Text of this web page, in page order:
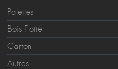
Palettes
Bois Flotté
Carton
Autres